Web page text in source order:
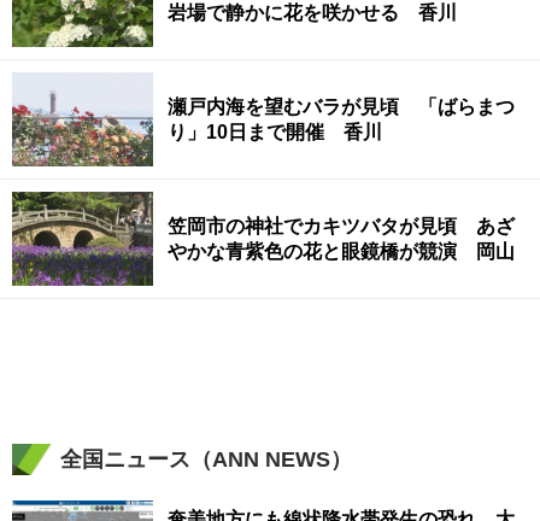
岩場で静かに花を咲かせる 香川
瀬戸内海を望むバラが見頃 「ばらまつ
り」10日まで開催 香川
笠岡市の神社でカキツバタが見頃 あざ
やかな青紫色の花と眼鏡橋が競演 岡山
全国ニュース（ANN NEWS）